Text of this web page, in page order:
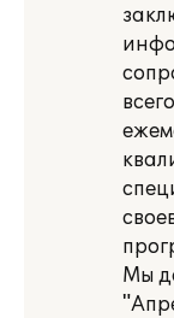
Мы